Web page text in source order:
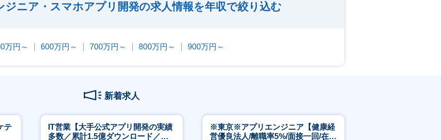
ジニア・スマホアプリ開発の求人情報を年収で絞り込む
万円～ 600万円～ 700万円～ 800万円～ 900万円～
新着求人
テ
IT営業【大手公式アプリ開発の実績
多数／累計1.5億ダウンロード／週4
※東京※アプリエンジニア【健康経
営優良法人/離職率5%/面接一回/在宅